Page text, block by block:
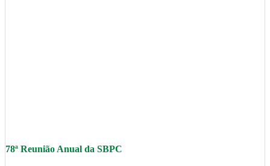
78ª Reunião Anual da SBPC